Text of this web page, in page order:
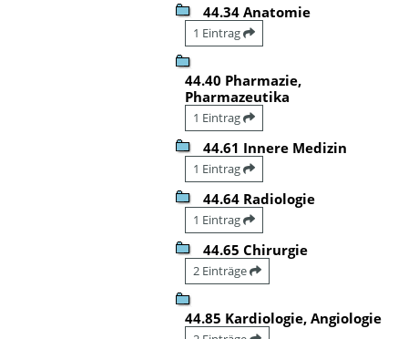
44.34 Anatomie
1 Eintrag
44.40 Pharmazie,
Pharmazeutika
1 Eintrag
44.61 Innere Medizin
1 Eintrag
44.64 Radiologie
1 Eintrag
44.65 Chirurgie
2 Einträge
44.85 Kardiologie, Angiologie